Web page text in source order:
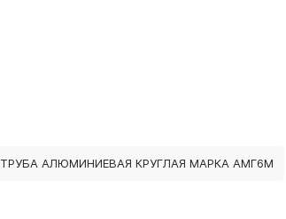
ТРУБА АЛЮМИНИЕВАЯ КРУГЛАЯ МАРКА АМГ6М